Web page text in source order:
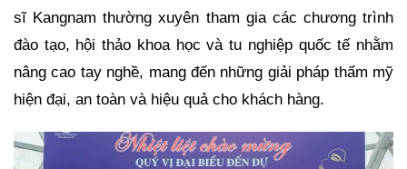
sĩ Kangnam thường xuyên tham gia các chương trình
đào tạo, hội thảo khoa học và tu nghiệp quốc tế nhằm
nâng cao tay nghề, mang đến những giải pháp thẩm mỹ
hiện đại, an toàn và hiệu quả cho khách hàng.